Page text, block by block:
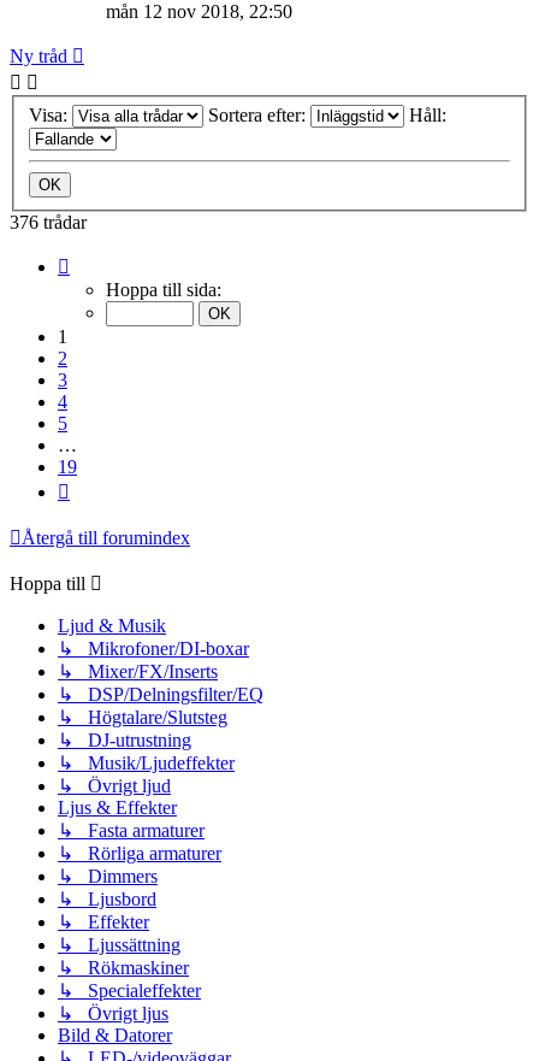
mån 12 nov 2018, 22:50
Ny tråd
Visa: Sortera efter: Håll:
376 trådar
Hoppa till sida:
1
2
3
4
5
…
19
Återgå till forumindex
Hoppa till
Ljud & Musik
↳ Mikrofoner/DI-boxar
↳ Mixer/FX/Inserts
↳ DSP/Delningsfilter/EQ
↳ Högtalare/Slutsteg
↳ DJ-utrustning
↳ Musik/Ljudeffekter
↳ Övrigt ljud
Ljus & Effekter
↳ Fasta armaturer
↳ Rörliga armaturer
↳ Dimmers
↳ Ljusbord
↳ Effekter
↳ Ljussättning
↳ Rökmaskiner
↳ Specialeffekter
↳ Övrigt ljus
Bild & Datorer